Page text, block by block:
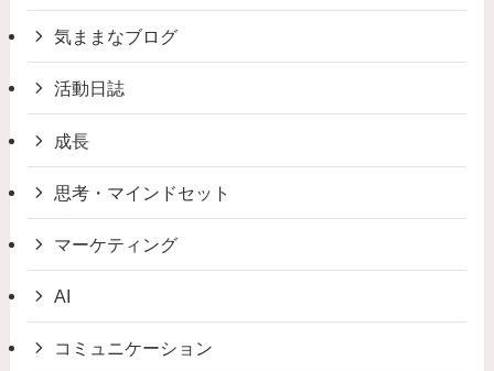
気ままなブログ
活動日誌
成長
思考・マインドセット
マーケティング
AI
コミュニケーション